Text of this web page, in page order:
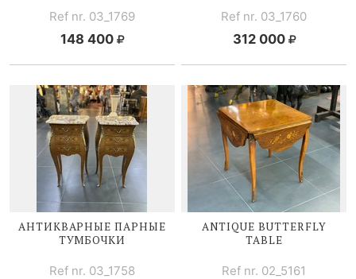
Ref nr. 03_1769
148 400
Ref nr. 03_1760
312 000
АНТИКВАРНЫЕ ПАРНЫЕ
ТУМБОЧКИ
Ref nr. 03_1758
ANTIQUE BUTTERFLY
TABLE
Ref nr. 02_5161